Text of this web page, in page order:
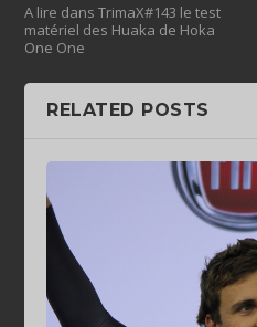
A lire dans TrimaX#143 le test
matériel des Huaka de Hoka
One One
RELATED POSTS